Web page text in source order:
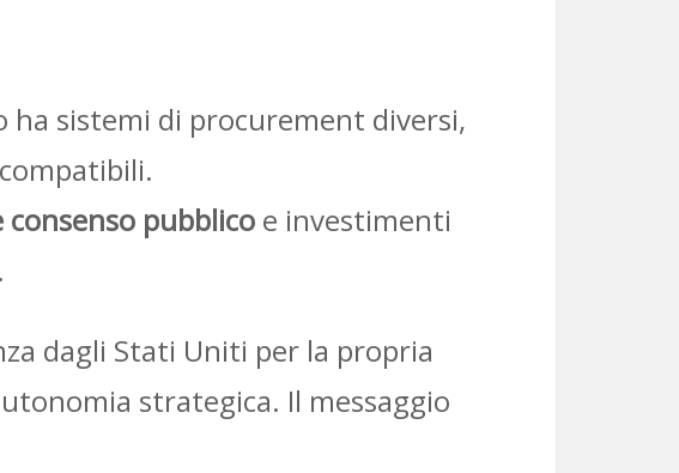
sistemi di procurement diversi,
consenso pubblico e investimenti
dagli Stati Uniti per la propria
strategica. Il messaggio